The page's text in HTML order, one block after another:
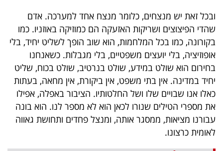
ובכל זאת יש מנצחים, כלומר מנצח אחד למערכה. אדם
שהדי הפיצוצים ושריקות האזעקה הם כמוזיקה באוזניו. כמו
בקורונה, כמו בכל המלחמות, הוא שוב הופך לשליט יחיד, בלי
אופוזיציה, בלי יועצים משפטיים, בלי מגבלות. כשאנחנו
בחירום הוא שולט במידע, שולט בנרטיב, שולט בכוח, שליט
יחיד במדינה. אין בתי משפט, אין ביקורת, אין מחאה, בעתות
כאלו אנו שבויים שלו ושל החלטותיו. הציבור באפלה, אפילו
את מספרי הטילים שנורו לכאן הוא לא מספר לנו. הוא בונה
עבורנו מציאות, ממסגר אותה, ומנצל פחדים ותחושת גאווה
לאומית כרצונו.